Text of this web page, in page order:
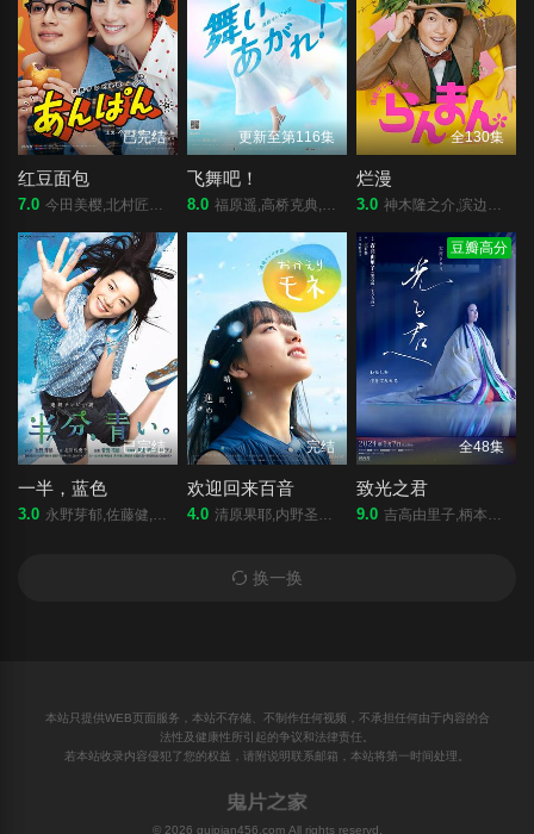
已完结
红豆面包
7.0 今田美樱,北村匠海,二宫和也,松岛菜菜子,加濑亮,江口德子,河合优实,原菜乃华,吉田钢太郎,细田佳央太,竹野内丰,中泽元纪,高桥文哉,志田彩良,山寺宏一,阿部隆史
更新至第116集
飞舞吧！
8.0 福原遥,高桥克典,永作博美,横山裕,高畑淳子,目黑莲,山崎纮菜,滨正悟,醍醐虎汰朗,佐野弘樹
全130集
烂漫
3.0 神木隆之介,滨边美波,宫崎葵,志尊淳,佐久间由衣,寺胁康文,广末凉子,牧濑里穗,池内万作,大东骏介,成海璃子,池田铁洋,安藤玉惠,山谷花纯,中村苍,田边诚一
已完结
一半，蓝色
3.0 永野芽郁,佐藤健,松雪泰子,泷藤贤一,风吹淳,中村雅俊,上村海成,原田知世,谷原章介,咲坂实杏,田中玲,余贵美子,矢本悠马,奈绪,西泽爱菜,六角精儿,广冈由里子,高木涉,池谷伸枝,丰川悦司,井川遥,清野菜名,志尊淳,中村伦也,古畑星夏,森优作,布施绘里,吉泽健,酒向芳,近藤芳正,安井顺平,冢本晋也,东根作寿英,间宫祥太朗
完结
欢迎回来百音
4.0 清原果耶,内野圣阳,铃木京香,莳田彩珠,藤龙也,竹下景子,永濑廉,恒松祐里,前田航基,高田彪我,浅野忠信,今田美樱,清水寻也,高冈早纪,玉置玲央,森田望智,菅原小春,井上顺,麻衣子
豆瓣高分
全48集
致光之君
9.0 吉高由里子,柄本佑,岸谷五朗,国仲凉子,高杉真宙,段田安则,三石琴乃,井浦新,玉置玲央,吉田羊,板谷由夏,初夏,中山裕介,高畑充希,本乡奏多,见上爱,三浦翔平,龙星凉,坂东巳之助,町田启太
换一换
本站只提供WEB页面服务，本站不存储、不制作任何视频，不承担任何由于内容的合
法性及健康性所引起的争议和法律责任。
若本站收录内容侵犯了您的权益，请附说明联系邮箱，本站将第一时间处理。
© 2026 guipian456.com All rights reservd.